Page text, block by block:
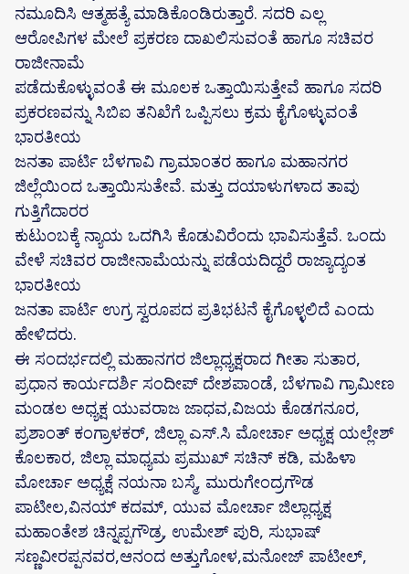
ನಮೂದಿಸಿ ಆತ್ಮಹತ್ಯೆ ಮಾಡಿಕೊಂಡಿರುತ್ತಾರೆ. ಸದರಿ ಎಲ್ಲ
ಆರೋಪಿಗಳ ಮೇಲೆ ಪ್ರಕರಣ ದಾಖಲಿಸುವಂತೆ ಹಾಗೂ ಸಚಿವರ
ರಾಜೀನಾಮೆ
ಪಡೆದುಕೊಳ್ಳುವಂತೆ ಈ ಮೂಲಕ ಒತ್ತಾಯಿಸುತ್ತೇವೆ ಹಾಗೂ ಸದರಿ
ಪ್ರಕರಣವನ್ನು ಸಿಬಿಐ ತನಿಖೆಗೆ ಒಪ್ಪಿಸಲು ಕ್ರಮ ಕೈಗೊಳ್ಳುವಂತೆ
ಭಾರತೀಯ
ಜನತಾ ಪಾರ್ಟಿ ಬೆಳಗಾವಿ ಗ್ರಾಮಾಂತರ ಹಾಗೂ ಮಹಾನಗರ
ಜಿಲ್ಲೆಯಿಂದ ಒತ್ತಾಯಿಸುತೇವೆ. ಮತ್ತು ದಯಾಳುಗಳಾದ ತಾವು
ಗುತ್ತಿಗೆದಾರರ
ಕುಟುಂಬಕ್ಕೆ ನ್ಯಾಯ ಒದಗಿಸಿ ಕೊಡುವಿರೆಂದು ಭಾವಿಸುತ್ತೆವೆ. ಒಂದು
ವೇಳೆ ಸಚಿವರ ರಾಜೀನಾಮೆಯನ್ನು ಪಡೆಯದಿದ್ದರೆ ರಾಜ್ಯಾದ್ಯಂತ
ಭಾರತೀಯ
ಜನತಾ ಪಾರ್ಟಿ ಉಗ್ರ ಸ್ವರೂಪದ ಪ್ರತಿಭಟನೆ ಕೈಗೊಳ್ಳಲಿದೆ ಎಂದು
ಹೇಳಿದರು.
ಈ ಸಂದರ್ಭದಲ್ಲಿ ಮಹಾನಗರ ಜಿಲ್ಲಾಧ್ಯಕ್ಷರಾದ ಗೀತಾ ಸುತಾರ,
ಪ್ರಧಾನ ಕಾರ್ಯದರ್ಶಿ ಸಂದೀಪ್ ದೇಶಪಾಂಡೆ, ಬೆಳಗಾವಿ ಗ್ರಾಮೀಣ
ಮಂಡಲ ಅಧ್ಯಕ್ಷ ಯುವರಾಜ ಜಾಧವ,ವಿಜಯ ಕೊಡಗನೂರ,
ಪ್ರಶಾಂತ್ ಕಂಗ್ರಾಳಕರ್, ಜಿಲ್ಲಾ ಎಸ್.ಸಿ ಮೋರ್ಚಾ ಅಧ್ಯಕ್ಷ ಯಲ್ಲೇಶ್
ಕೊಲಕಾರ, ಜಿಲ್ಲಾ ಮಾಧ್ಯಮ ಪ್ರಮುಖ್ ಸಚಿನ್ ಕಡಿ, ಮಹಿಳಾ
ಮೋರ್ಚಾ ಅಧ್ಯಕ್ಷೆ ನಯನಾ ಬಸ್ಮೆ, ಮುರುಗೇಂದ್ರಗೌಡ
ಪಾಟೀಲ,ವಿನಯ್ ಕದಮ್, ಯುವ ಮೋರ್ಚಾ ಜಿಲ್ಲಾಧ್ಯಕ್ಷ
ಮಹಾಂತೇಶ ಚಿನ್ನಪ್ಪಗೌಡ್ರ, ಉಮೇಶ್ ಪುರಿ, ಸುಭಾಷ್
ಸಣ್ಣವೀರಪ್ಪನವರ,ಆನಂದ ಅತ್ತುಗೋಳ,ಮನೋಜ್ ಪಾಟೀಲ್,